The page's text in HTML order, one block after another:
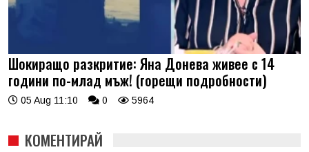
Шокиращо разкритие: Яна Донева живее с 14
години по-млад мъж! (горещи подробности)
05 Aug 11:10 0 5964
КОМЕНТИРАЙ